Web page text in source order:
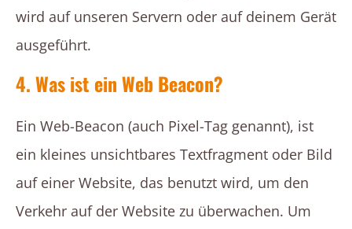
wird auf unseren Servern oder auf deinem Gerät
ausgeführt.
4. Was ist ein Web Beacon?
Ein Web-Beacon (auch Pixel-Tag genannt), ist
ein kleines unsichtbares Textfragment oder Bild
auf einer Website, das benutzt wird, um den
Verkehr auf der Website zu überwachen. Um